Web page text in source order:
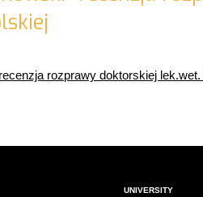
rozprawy doktorskiej
UNIVERSITY